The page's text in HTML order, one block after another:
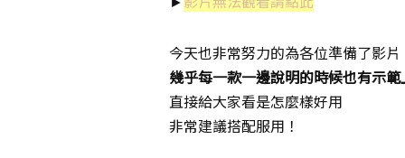
今天也非常努力的為各位準備了影片
幾乎每一款一邊說明的時候也有示
直接給大家看是怎麼樣好用
非常建議搭配服用！